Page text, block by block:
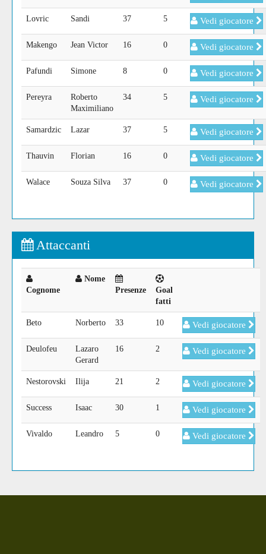
Lovric Sandi 37 5 Vedi giocatore
Makengo Jean Victor 16 0 Vedi giocatore
Pafundi Simone 8 0 Vedi giocatore
Pereyra
Roberto
Maximiliano
34 5 Vedi giocatore
Samardzic Lazar 37 5 Vedi giocatore
Thauvin Florian 16 0 Vedi giocatore
Walace Souza Silva 37 0 Vedi giocatore
Attaccanti
Cognome
Nome
Presenze
Goal
fatti
Beto Norberto 33 10 Vedi giocatore
Deulofeu
Lazaro
Gerard
16 2 Vedi giocatore
Nestorovski Ilija 21 2 Vedi giocatore
Success Isaac 30 1 Vedi giocatore
Vivaldo Leandro 5 0 Vedi giocatore